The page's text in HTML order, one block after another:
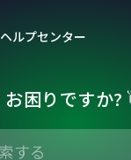
ヘルプセンター
お困りですか?